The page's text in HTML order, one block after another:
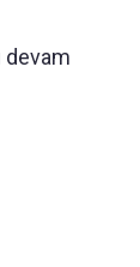
devam